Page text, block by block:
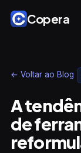
Copera
← Voltar ao Blog
A
de